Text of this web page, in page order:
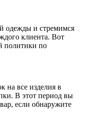
одежды и стремимся
клиента. Вот
политики по
на все изделия в
В этот период вы
если обнаружите